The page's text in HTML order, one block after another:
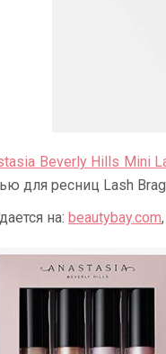
Beverly Hills Mini
для ресниц Lash
на: beautybay.com,